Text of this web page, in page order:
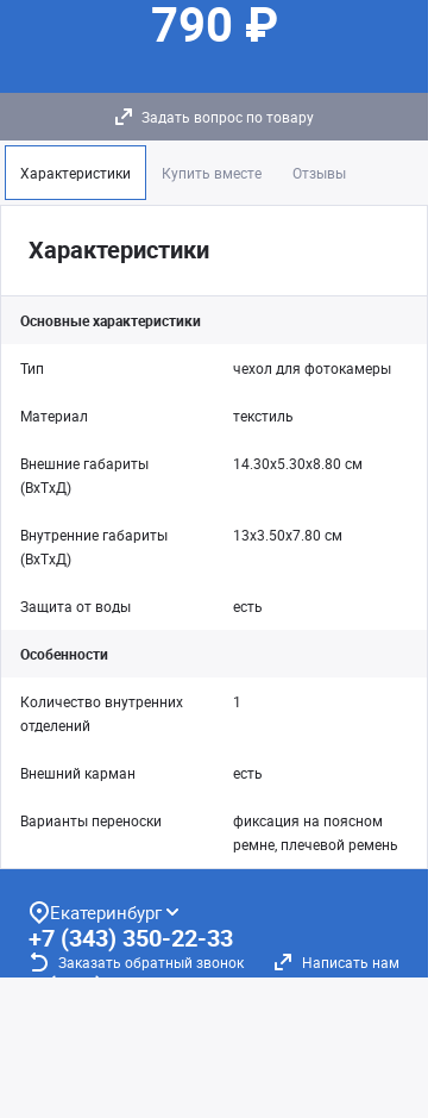
790 ₽
Задать вопрос по товару
Характеристики Купить вместе Отзывы
Характеристики
Основные характеристики
Тип чехол для фотокамеры
Материал текстиль
Внешние габариты
(ВхТхД)
14.30х5.30х8.80 см
Внутренние габариты
(ВхТхД)
13х3.50х7.80 см
Защита от воды есть
Особенности
Количество внутренних
отделений
1
Внешний карман есть
Варианты переноски
фиксация на поясном
ремне, плечевой ремень
Екатеринбург
+7 (343) 350-22-33
Заказать обратный звонок Написать нам
8 (800) 300-46-05